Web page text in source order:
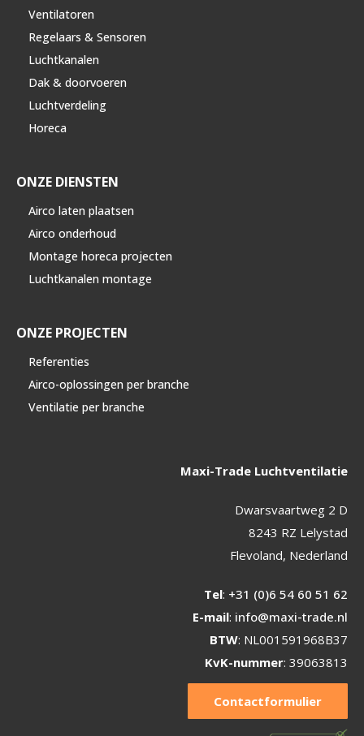
Ventilatoren
Regelaars & Sensoren
Luchtkanalen
Dak & doorvoeren
Luchtverdeling
Horeca
ONZE DIENSTEN
Airco laten plaatsen
Airco onderhoud
Montage horeca projecten
Luchtkanalen montage
ONZE PROJECTEN
Referenties
Airco-oplossingen per branche
Ventilatie per branche
Maxi-Trade Luchtventilatie
Dwarsvaartweg 2 D
8243 RZ Lelystad
Flevoland, Nederland
Tel: +31 (0)6 54 60 51 62
E-mail: info@maxi-trade.nl
BTW: NL001591968B37
KvK-nummer: 39063813
Contactformulier